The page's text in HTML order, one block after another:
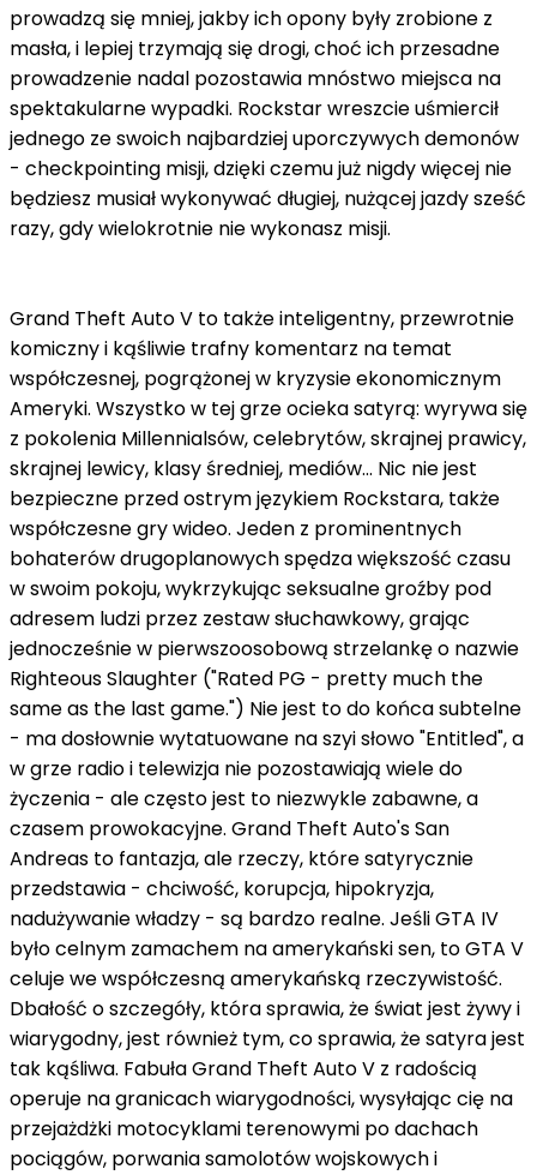
prowadzą się mniej, jakby ich opony były zrobione z
masła, i lepiej trzymają się drogi, choć ich przesadne
prowadzenie nadal pozostawia mnóstwo miejsca na
spektakularne wypadki. Rockstar wreszcie uśmiercił
jednego ze swoich najbardziej uporczywych demonów
- checkpointing misji, dzięki czemu już nigdy więcej nie
będziesz musiał wykonywać długiej, nużącej jazdy sześć
razy, gdy wielokrotnie nie wykonasz misji.
Grand Theft Auto V to także inteligentny, przewrotnie
komiczny i kąśliwie trafny komentarz na temat
współczesnej, pogrążonej w kryzysie ekonomicznym
Ameryki. Wszystko w tej grze ocieka satyrą: wyrywa się
z pokolenia Millennialsów, celebrytów, skrajnej prawicy,
skrajnej lewicy, klasy średniej, mediów... Nic nie jest
bezpieczne przed ostrym językiem Rockstara, także
współczesne gry wideo. Jeden z prominentnych
bohaterów drugoplanowych spędza większość czasu
w swoim pokoju, wykrzykując seksualne groźby pod
adresem ludzi przez zestaw słuchawkowy, grając
jednocześnie w pierwszoosobową strzelankę o nazwie
Righteous Slaughter ("Rated PG - pretty much the
same as the last game.") Nie jest to do końca subtelne
- ma dosłownie wytatuowane na szyi słowo "Entitled", a
w grze radio i telewizja nie pozostawiają wiele do
życzenia - ale często jest to niezwykle zabawne, a
czasem prowokacyjne. Grand Theft Auto's San
Andreas to fantazja, ale rzeczy, które satyrycznie
przedstawia - chciwość, korupcja, hipokryzja,
nadużywanie władzy - są bardzo realne. Jeśli GTA IV
było celnym zamachem na amerykański sen, to GTA V
celuje we współczesną amerykańską rzeczywistość.
Dbałość o szczegóły, która sprawia, że świat jest żywy i
wiarygodny, jest również tym, co sprawia, że satyra jest
tak kąśliwa. Fabuła Grand Theft Auto V z radością
operuje na granicach wiarygodności, wysyłając cię na
przejażdżki motocyklami terenowymi po dachach
pociągów, porwania samolotów wojskowych i